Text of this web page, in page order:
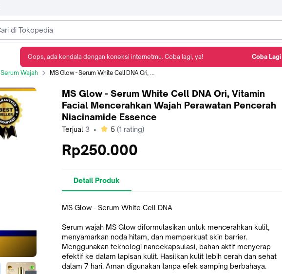
Serum Wajah MS Glow - Serum White Cell DNA Ori, Vitamin Facial Mencerahkan Wajah Perawatan Pencerah Niacinamide Essence
MS Glow - Serum White Cell DNA Ori, Vitamin
Facial Mencerahkan Wajah Perawatan Pencerah
Niacinamide Essence
Terjual 3 • bintang
5 (1 rating)
Rp250.000
Detail Produk
MS Glow - Serum White Cell DNA
Serum wajah MS Glow diformulasikan untuk mencerahkan kulit,
menyamarkan noda hitam, dan memperkuat skin barrier.
Menggunakan teknologi nanoekapsulasi, bahan aktif menyerap
efektif ke dalam lapisan kulit. Hasilkan kulit lebih cerah dan sehat
dalam 7 hari. Aman digunakan tanpa efek samping berbahaya.
Oops, ada kendala dengan koneksi internetmu. Coba lagi, ya! Coba Lagi